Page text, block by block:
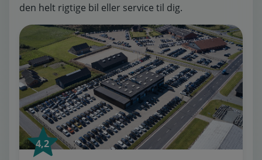
den helt rigtige bil eller service til dig.
4,2